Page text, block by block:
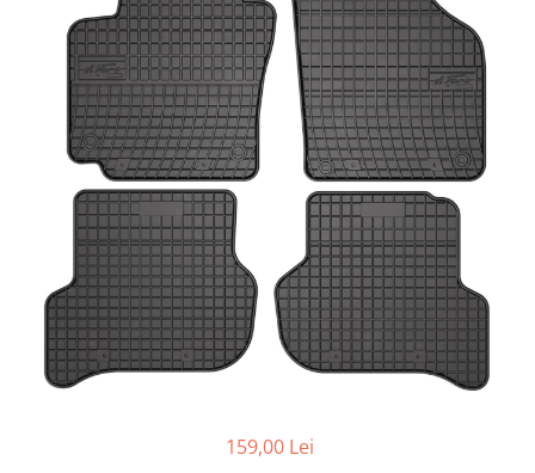
Accesorii Sezon Rece
Accesorii Siguranta Auto
Banda Reflectorizanta
Bare Portbagaj
Brelocuri Auto Metalice Chei
Capace Prezoane
Carcase Chei Auto
Carcasa cheie Audi
Carcasa cheie Bmw
Carcasa cheie Dacia
Carcasa Cheie Fiat
159,00 Lei